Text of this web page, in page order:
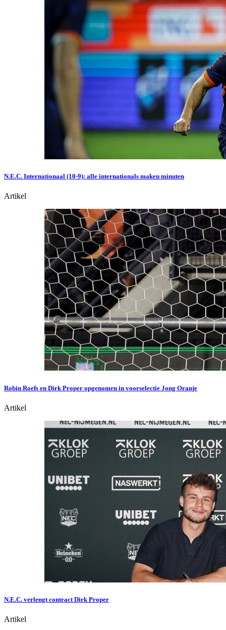
N.E.C. Internationaal (10-9): alle internationals maken minuten
Artikel
Robin Roefs en Dirk Proper opgenomen in voorselectie Jong Oranje
Artikel
N.E.C. verlengt contract Dirk Proper
Artikel